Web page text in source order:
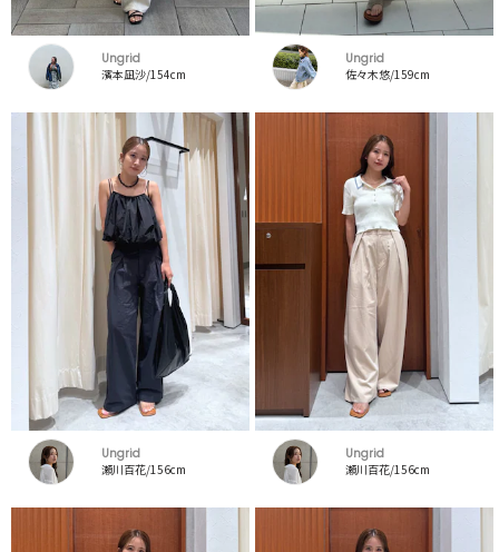
Ungrid
濱本凪沙/154cm
Ungrid
佐々木悠/159cm
Ungrid
瀬川百花/156cm
Ungrid
瀬川百花/156cm